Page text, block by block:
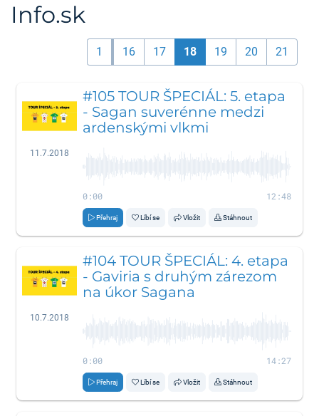
Info.sk
1 16 17 18 19 20 21
11.7.2018
#105 TOUR ŠPECIÁL: 5. etapa
- Sagan suverénne medzi
ardenskými vlkmi
0:00 12:48
Přehraj Líbí se Vložit Stáhnout
10.7.2018
#104 TOUR ŠPECIÁL: 4. etapa
- Gaviria s druhým zárezom
na úkor Sagana
0:00 14:27
Přehraj Líbí se Vložit Stáhnout